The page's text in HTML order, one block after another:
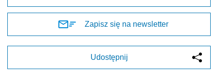
Zapisz się na newsletter
Udostępnij